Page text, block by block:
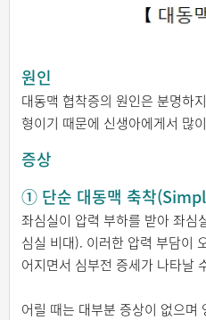
원인
대동맥 협착증의 원인은 분명하
형이기 때문에 신생아에게서 많
증상
① 단순 대동맥 축착
좌심실이 압력 부하를 받아 좌심
심실 비대). 이러한 압력 부담이
어지면서 심부전 증세가 나타날
어릴 때는 대부분 증상이 없으며